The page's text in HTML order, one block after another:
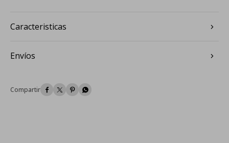
Caracteristicas
Envíos
   